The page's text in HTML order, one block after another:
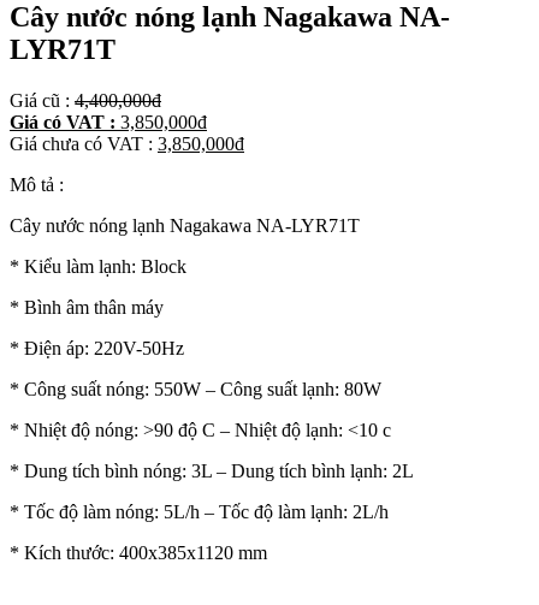
Cây nước nóng lạnh Nagakawa NA-
LYR71T
Giá cũ : 4,400,000đ
Giá có VAT : 3,850,000đ
Giá chưa có VAT : 3,850,000đ
Mô tả :
Cây nước nóng lạnh Nagakawa NA-LYR71T
* Kiểu làm lạnh: Block
* Bình âm thân máy
* Điện áp: 220V-50Hz
* Công suất nóng: 550W – Công suất lạnh: 80W
* Nhiệt độ nóng: >90 độ C – Nhiệt độ lạnh: <10 c
* Dung tích bình nóng: 3L – Dung tích bình lạnh: 2L
* Tốc độ làm nóng: 5L/h – Tốc độ làm lạnh: 2L/h
* Kích thước: 400x385x1120 mm